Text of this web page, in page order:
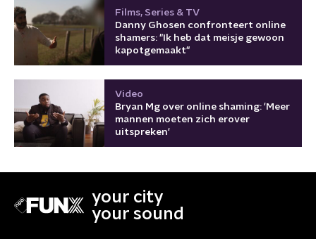
Films, Series & TV
Danny Ghosen confronteert online
shamers: "Ik heb dat meisje gewoon
kapotgemaakt"
Video
Bryan Mg over online shaming: 'Meer
mannen moeten zich erover
uitspreken'
your city
your sound